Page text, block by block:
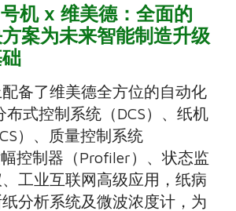
机 x 维美德：全面的
案为未来智能制造升级
备了维美德全方位的自动化
布式控制系统（DCS）、纸机
）、质量控制系统
幅控制器（Profiler）、状态监
工业互联网高级应用，纸病
分析系统及微波浓度计，为